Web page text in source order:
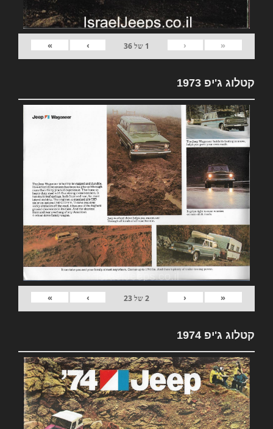
«
‹
1 של36
›
»
קטלוג ג'יפ 1973
«
‹
2של23
›
»
קטלוג ג'יפ 1974